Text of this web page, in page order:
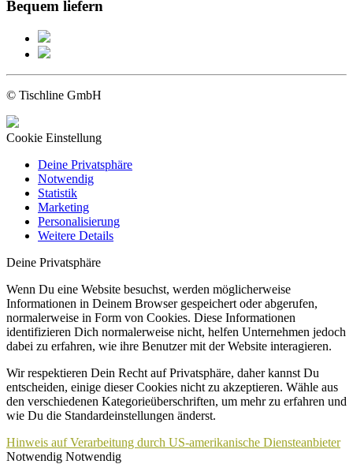
Bequem liefern
© Tischline GmbH
Cookie Einstellung
Deine Privatsphäre
Notwendig
Statistik
Marketing
Personalisierung
Weitere Details
Deine Privatsphäre
Wenn Du eine Website besuchst, werden möglicherweise
Informationen in Deinem Browser gespeichert oder abgerufen,
normalerweise in Form von Cookies. Diese Informationen
identifizieren Dich normalerweise nicht, helfen Unternehmen jedoch
dabei zu erfahren, wie ihre Benutzer mit der Website interagieren.
Wir respektieren Dein Recht auf Privatsphäre, daher kannst Du
entscheiden, einige dieser Cookies nicht zu akzeptieren. Wähle aus
den verschiedenen Kategorieüberschriften, um mehr zu erfahren und
wie Du die Standardeinstellungen änderst.
Hinweis auf Verarbeitung durch US-amerikanische Diensteanbieter
Notwendig Notwendig